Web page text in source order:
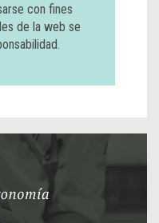
con fines
de la web se